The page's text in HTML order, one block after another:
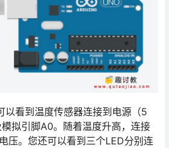
以看到温度传感器连接到电源（5
拟引脚A0。随着温度升高，连接
压。您还可以看到三个LED分别连